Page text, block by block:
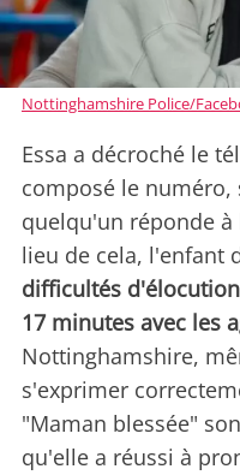
Nottinghamshire Police/
Essa a décroché le
composé le numéro,
quelqu'un réponde
lieu de cela, l'enfant
difficultés
17 minutes avec les
Nottinghamshire,
s'exprimer
"Maman blessée"
qu'elle a réussi à